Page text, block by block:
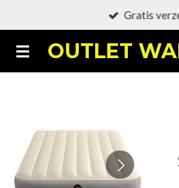
naar
de
OUTLET
Gratis